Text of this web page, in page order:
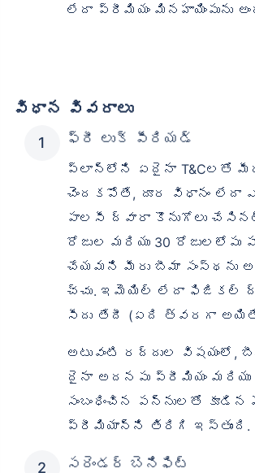
లేదా ప్రీమియం మినహాయింపును
విధాన వివరాలు
ఫ్రీ లుక్ పీరియడ్
ప్లాన్‌లోని ఏదైనా T&Cలతో
చెందకపోతే, దూర విధానం
పాలసీ ద్వారా కొనుగోలు
రోజుల మరియు 30
చేయమని మీరు బీమా సంస్థను
చ్చు. ఇమెయిల్ లేదా ఫిజికల్
సీదు తేదీ (ఏది త్వరగా
అటువంటి రద్దుల విషయంలో,
దైనా అదనపు ప్రీమియం
సంబంధించిన పన్నులతో కూడిన
ప్రీమియాన్ని తిరిగి ఇస్తుంది.
సరెండర్ బెనిఫిట్